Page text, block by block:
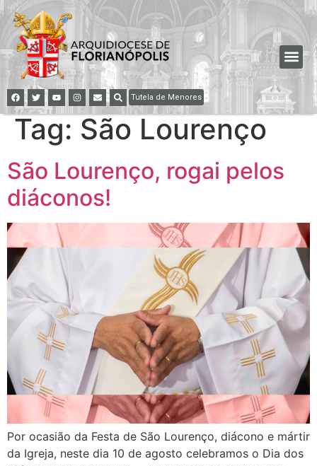
Tutela de Menores
Tag: São Lourenço
São Lourenço, rogai pelos
diáconos!
Por ocasião da Festa de São Lourenço, diácono e mártir
da Igreja, neste dia 10 de agosto celebramos o Dia dos